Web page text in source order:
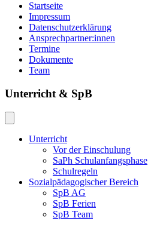
Startseite
Impressum
Datenschutzerklärung
Ansprechpartner:innen
Termine
Dokumente
Team
Unterricht & SpB
Unterricht
Vor der Einschulung
SaPh Schulanfangsphase
Schulregeln
Sozialpädagogischer Bereich
SpB AG
SpB Ferien
SpB Team